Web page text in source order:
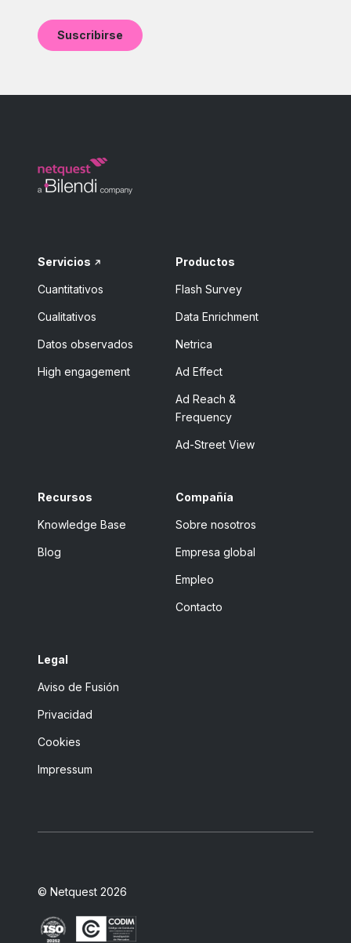
Servicios
Cuantitativos
Cualitativos
Datos observados
High engagement
Productos
Flash Survey
Data Enrichment
Netrica
Ad Effect
Ad Reach &
Frequency
Ad-Street View
Recursos
Knowledge Base
Blog
Compañía
Sobre nosotros
Empresa global
Empleo
Contacto
Legal
Aviso de Fusión
Privacidad
Cookies
Impressum
© Netquest 2026